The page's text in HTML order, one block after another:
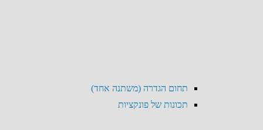
תחום הגדרה (משתנה אחד)
תכונות של פונקציות